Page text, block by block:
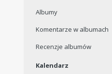
Albumy
Komentarze w albumach
Recenzje albumów
Kalendarz